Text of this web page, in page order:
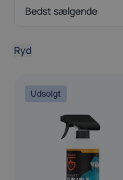
Ryd
Udsolgt